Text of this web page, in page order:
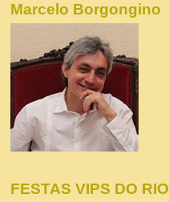
Marcelo Borgongino
FESTAS VIPS DO RIO